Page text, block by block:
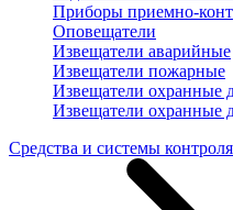
Приборы приемно-
Оповещатели
Извещатели аварийные
Извещатели пожарные
Извещатели охранные
Извещатели охранные
Средства и системы